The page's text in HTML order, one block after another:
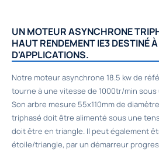
UN MOTEUR ASYNCHRONE
HAUT RENDEMENT IE3 DESTINÉ
D'APPLICATIONS.
Notre moteur asynchrone 18.5 kwde
tourne à une vitesse de 1000tr/min
Son arbre mesure 55x110mm de
triphasé doit être alimenté sous une
doit être en triangle. Il peut également
étoile/triangle, par un démarreur